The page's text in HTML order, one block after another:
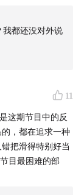
乍一听是胡
能的最有洞察
感觉起来怎么
过的，他只是
我都还没对外说
11
这期节目中的反
，都在追求一种
把滑得特别好当
目最困难的部